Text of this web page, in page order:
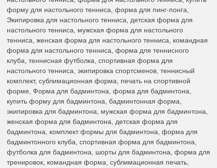
форму для настольного тенниса, форма для пинг-понга,
Экипировка для настольного тенниса, детская форма для
настольного тенниса, мужская форма для настольного
тенниса, женская форма для настольного тенниса, командная
форма для настольного тенниса, форма для теннисного
клуба, теннисная футболка, спортивная форма для
настольного тенниса, экипировка спортсменов, теннисный
комплект, сублимационная форма, печать на спортивной
форме, Форма для бадминтона, форма для бадминтона,
купить форму для бадминтона, бадминтонная форма,
экипировка для бадминтона, мужская форма для бадминтона,
женская форма для бадминтона, детская форма для
бадминтона, комплект формы для бадминтона, форма для
бадминтонного клуба, спортивная форма для бадминтона,
футболка для бадминтона, шорты для бадминтона, форма для
тренировок, командная форма, сублимационная печать,